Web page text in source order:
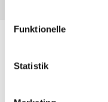
Funktionelle
Statistik